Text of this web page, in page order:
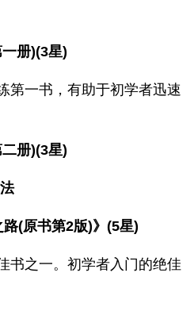
册)(3星)
一书，有助于初学者迅速
册)(3星)
(原书第2版)》(5星)
之一。初学者入门的绝佳